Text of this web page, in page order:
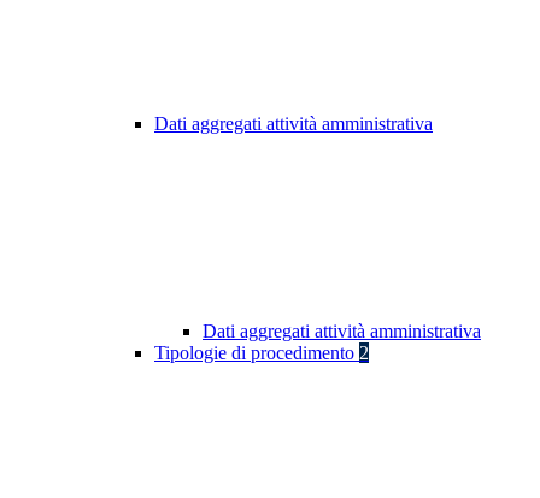
Dati aggregati attività amministrativa
Dati aggregati attività amministrativa
Tipologie di procedimento 2